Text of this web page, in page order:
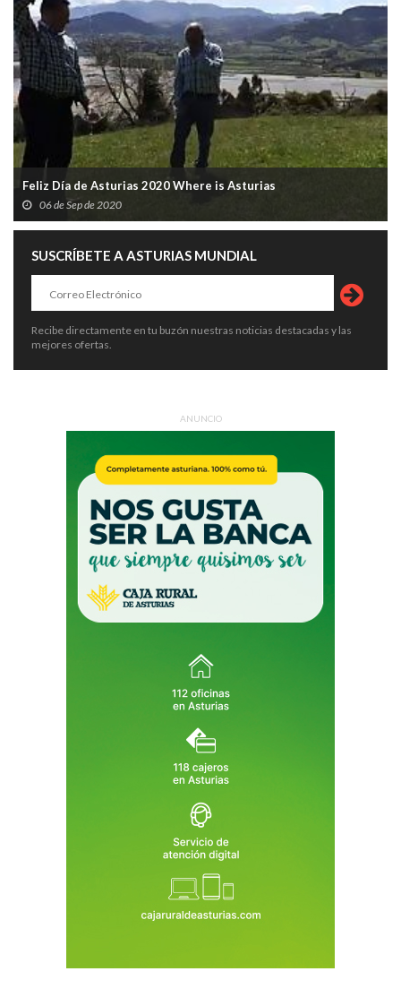
Feliz Día de Asturias 2020 Where is Asturias
06 de Sep de 2020
SUSCRÍBETE A ASTURIAS MUNDIAL
Recibe directamente en tu buzón nuestras noticias destacadas y las
mejores ofertas.
ANUNCIO